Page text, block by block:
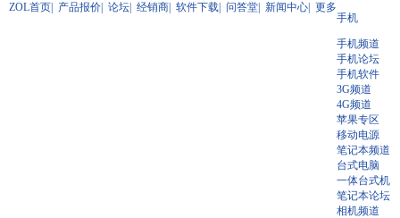
ZOL首页 产品报价 论坛 经销商 软件下载 问答堂 新闻中心 更多
手机
手机频道
手机论坛
手机软件
3G频道
4G频道
苹果专区
移动电源
笔记本频道
台式电脑
一体台式机
笔记本论坛
相机频道